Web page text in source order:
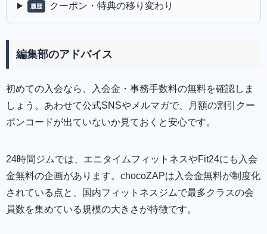
履歴 クーポン・特典の移り変わり
編集部のアドバイス
初めての入会なら、入会金・事務手数料の無料を確認しま
しょう。あわせて公式SNSやメルマガで、月額の割引クー
ポンコードが出ていないか見ておくと安心です。
24時間ジムでは、エニタイムフィットネスやFit24にも入会
金無料の企画があります。chocoZAPは入会金無料が制度化
されている点と、国内フィットネスジムで最多クラスの会
員数を集めている規模の大きさが特徴です。